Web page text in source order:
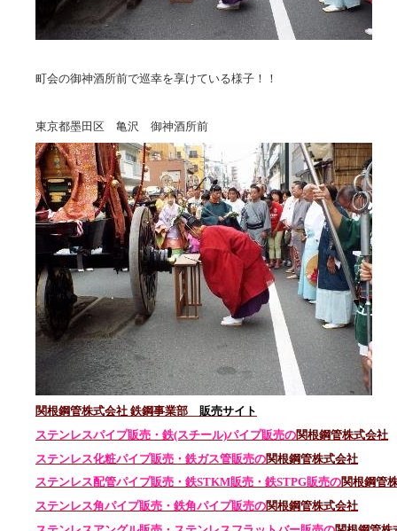
町会の御神酒所前で巡幸を享けている様子！！
東京都墨田区 亀沢 御神酒所前
関根鋼管株式会社 鉄鋼事業部 販売サイト
ステンレスパイプ販売・鉄(スチール)パイプ販売の関根鋼管株式会社
ステンレス化粧パイプ販売・鉄ガス管販売の関根鋼管株式会社
ステンレス配管パイプ販売・鉄STKM販売・鉄STPG販売の関根鋼管
ステンレス角パイプ販売・鉄角パイプ販売の関根鋼管株式会社